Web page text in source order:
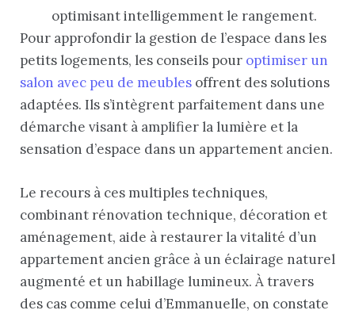
optimisant intelligemment le rangement.
Pour approfondir la gestion de l’espace dans les
petits logements, les conseils pour optimiser un
salon avec peu de meubles offrent des solutions
adaptées. Ils s’intègrent parfaitement dans une
démarche visant à amplifier la lumière et la
sensation d’espace dans un appartement ancien.
Le recours à ces multiples techniques,
combinant rénovation technique, décoration et
aménagement, aide à restaurer la vitalité d’un
appartement ancien grâce à un éclairage naturel
augmenté et un habillage lumineux. À travers
des cas comme celui d’Emmanuelle, on constate